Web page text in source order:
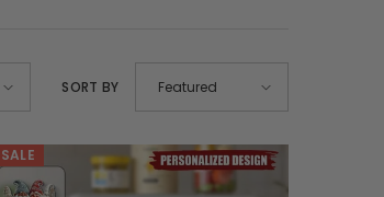
SORT BY Featured
SALE